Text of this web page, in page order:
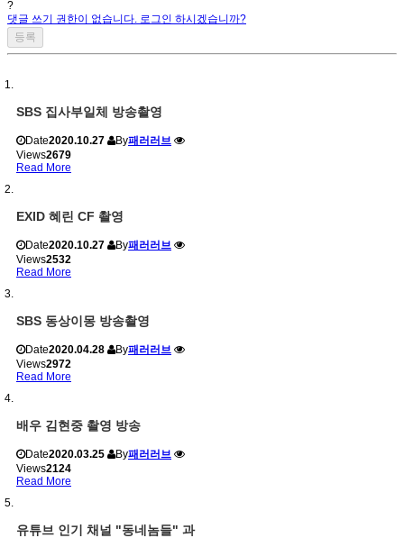
?
댓글 쓰기 권한이 없습니다. 로그인 하시겠습니까?
SBS 집사부일체 방송촬영
Date2020.10.27 By패러러브
Views2679
Read More
EXID 혜린 CF 촬영
Date2020.10.27 By패러러브
Views2532
Read More
SBS 동상이몽 방송촬영
Date2020.04.28 By패러러브
Views2972
Read More
배우 김현중 촬영 방송
Date2020.03.25 By패러러브
Views2124
Read More
유튜브 인기 채널 "동네놈들" 과